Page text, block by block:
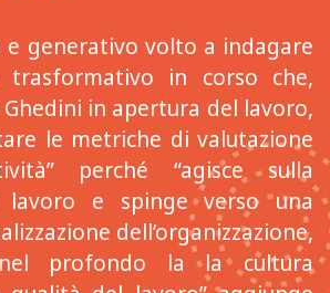
e generativo volto a indagare
trasformativo in corso che,
in apertura del lavoro,
le metriche di valutazione
perché “agisce sulla
lavoro e spinge verso una
dell’organizzazione,
nel profondo la la cultura